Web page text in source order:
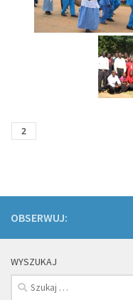
OBSERWUJ:
WYSZUKAJ
Szukaj: